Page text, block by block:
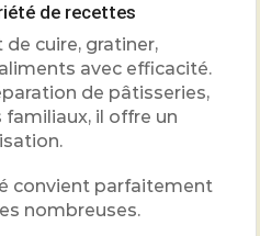
de recettes
cuire, gratiner,
avec efficacité.
de pâtisseries,
il offre un
convient parfaitement
nombreuses.